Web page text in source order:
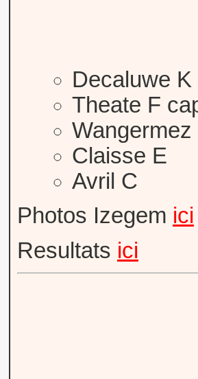
Decaluwe K
Theate F
Wangermez
Claisse E
Avril C
Photos Izegem ici
Resultats ici